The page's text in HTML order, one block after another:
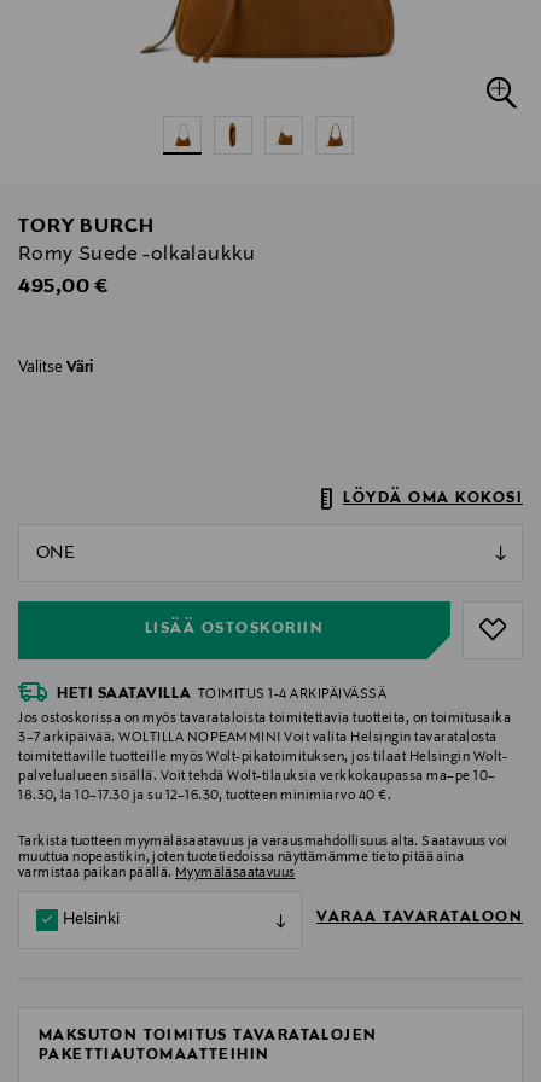
TORY BURCH
Romy Suede -olkalaukku
Original Price
495,00 €
Valitse Väri
LÖYDÄ OMA KOKOSI
LISÄÄ OSTOSKORIIN
null
HETI SAATAVILLA TOIMITUS 1-4 ARKIPÄIVÄSSÄ
Jos ostoskorissa on myös tavarataloista toimitettavia tuotteita, on toimitusaika
3–7 arkipäivää. WOLTILLA NOPEAMMIN! Voit valita Helsingin tavaratalosta
toimitettaville tuotteille myös Wolt-pikatoimituksen, jos tilaat Helsingin Wolt-
palvelualueen sisällä. Voit tehdä Wolt-tilauksia verkkokaupassa ma–pe 10–
18.30, la 10–17.30 ja su 12–16.30, tuotteen minimiarvo 40 €.
Tarkista tuotteen myymäläsaatavuus ja varausmahdollisuus alta. Saatavuus voi
muuttua nopeastikin, joten tuotetiedoissa näyttämämme tieto pitää aina
varmistaa paikan päällä. Myymäläsaatavuus
Helsinki VARAA TAVARATALOON
MAKSUTON TOIMITUS TAVARATALOJEN
PAKETTIAUTOMAATTEIHIN